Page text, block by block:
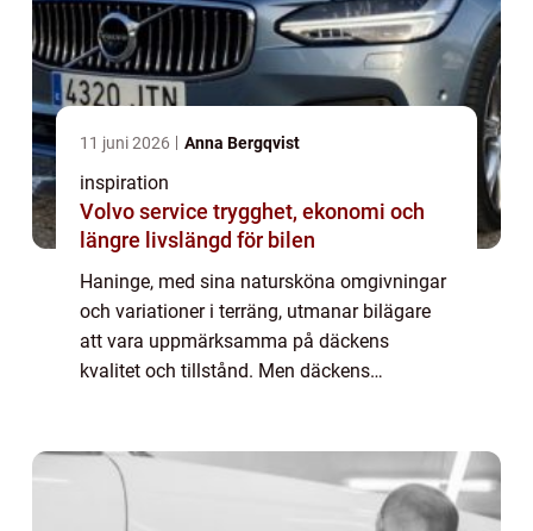
11 juni 2026 Anna Bergqvist
inspiration
Volvo service trygghet, ekonomi och
längre livslängd för bilen
Haninge, med sina natursköna omgivningar
och variationer i terräng, utmanar bilägare
att vara uppmärksamma på däckens
kvalitet och tillstånd. Men däckens
strävan e...